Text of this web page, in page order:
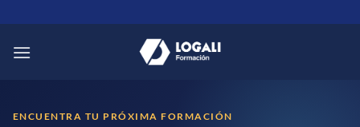
al
contenido
ENCUENTRA TU PRÓXIMA FORMACIÓN